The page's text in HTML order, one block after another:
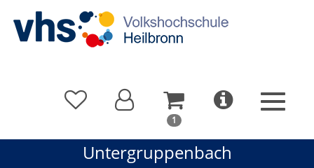
1 In
Warenkorb
Untergruppenbach